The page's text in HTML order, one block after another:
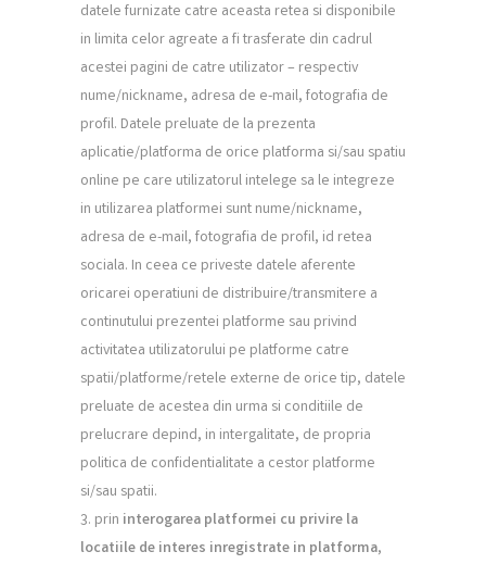
datele furnizate catre aceasta retea si disponibile
in limita celor agreate a fi trasferate din cadrul
acestei pagini de catre utilizator – respectiv
nume/nickname, adresa de e-mail, fotografia de
profil. Datele preluate de la prezenta
aplicatie/platforma de orice platforma si/sau spatiu
online pe care utilizatorul intelege sa le integreze
in utilizarea platformei sunt nume/nickname,
adresa de e-mail, fotografia de profil, id retea
sociala. In ceea ce priveste datele aferente
oricarei operatiuni de distribuire/transmitere a
continutului prezentei platforme sau privind
activitatea utilizatorului pe platforme catre
spatii/platforme/retele externe de orice tip, datele
preluate de acestea din urma si conditiile de
prelucrare depind, in intergalitate, de propria
politica de confidentialitate a cestor platforme
si/sau spatii.
prin interogarea platformei cu privire la
locatiile de interes inregistrate in platforma,